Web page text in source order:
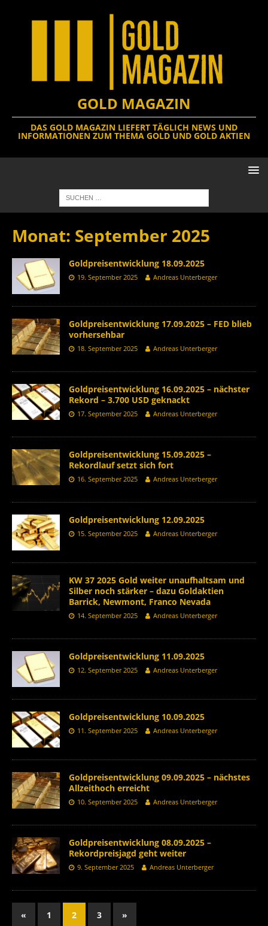
GOLD MAGAZIN
DAS GOLD MAGAZIN LIEFERT TÄGLICH NEWS UND
INFORMATIONEN ZUM THEMA GOLD UND GOLD AKTIEN
Monat: September 2025
Goldpreisentwicklung 18.09.2025
19. September 2025 Andreas Unterberger
Goldpreisentwicklung 17.09.2025 – FED blieb
vorhersehbar
18. September 2025 Andreas Unterberger
Goldpreisentwicklung 16.09.2025 – nächster
Rekord – 3.700 USD geknackt
17. September 2025 Andreas Unterberger
Goldpreisentwicklung 15.09.2025 –
Rekordlauf setzt sich fort
16. September 2025 Andreas Unterberger
Goldpreisentwicklung 12.09.2025
15. September 2025 Andreas Unterberger
KW 37 2025 Gold weiter unaufhaltsam und
Silber noch stärker – dazu Goldaktien
Barrick, Newmont, Franco Nevada
14. September 2025 Andreas Unterberger
Goldpreisentwicklung 11.09.2025
12. September 2025 Andreas Unterberger
Goldpreisentwicklung 10.09.2025
11. September 2025 Andreas Unterberger
Goldpreisentwicklung 09.09.2025 – nächstes
Allzeithoch erreicht
10. September 2025 Andreas Unterberger
Goldpreisentwicklung 08.09.2025 –
Rekordpreisjagd geht weiter
9. September 2025 Andreas Unterberger
« 1 2 3 »